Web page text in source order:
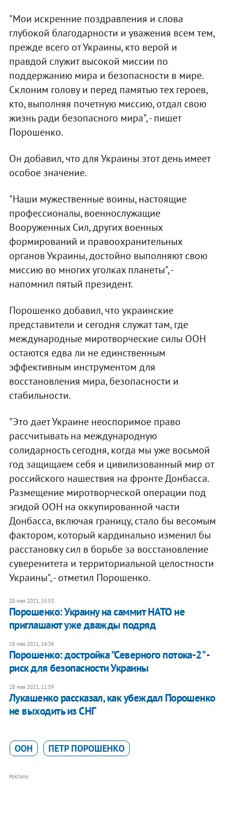
"Мои искренние поздравления и слова
глубокой благодарности и уважения всем тем,
прежде всего от Украины, кто верой и
правдой служит высокой миссии по
поддержанию мира и безопасности в мире.
Склоним голову и перед памятью тех героев,
кто, выполняя почетную миссию, отдал свою
жизнь ради безопасного мира", - пишет
Порошенко.
Он добавил, что для Украины этот день имеет
особое значение.
"Наши мужественные воины, настоящие
профессионалы, военнослужащие
Вооруженных Сил, других военных
формирований и правоохранительных
органов Украины, достойно выполняют свою
миссию во многих уголках планеты", -
напомнил пятый президент.
Порошенко добавил, что украинские
представители и сегодня служат там, где
международные миротворческие силы ООН
остаются едва ли не единственным
эффективным инструментом для
восстановления мира, безопасности и
стабильности.
"Это дает Украине неоспоримое право
рассчитывать на международную
солидарность сегодня, когда мы уже восьмой
год защищаем себя и цивилизованный мир от
российского нашествия на фронте Донбасса.
Размещение миротворческой операции под
эгидой ООН на оккупированной части
Донбасса, включая границу, стало бы весомым
фактором, который кардинально изменил бы
расстановку сил в борьбе за восстановление
суверенитета и территориальной целостности
Украины", - отметил Порошенко.
28 мая 2021, 15:53
Порошенко: Украину на саммит НАТО не
приглашают уже дважды подряд
28 мая 2021, 14:36
Порошенко: достройка "Северного потока-2" -
риск для безопасности Украины
28 мая 2021, 11:59
Лукашенко рассказал, как убеждал Порошенко
не выходить из СНГ
ООН ПЕТР ПОРОШЕНКО
РЕКЛАМА